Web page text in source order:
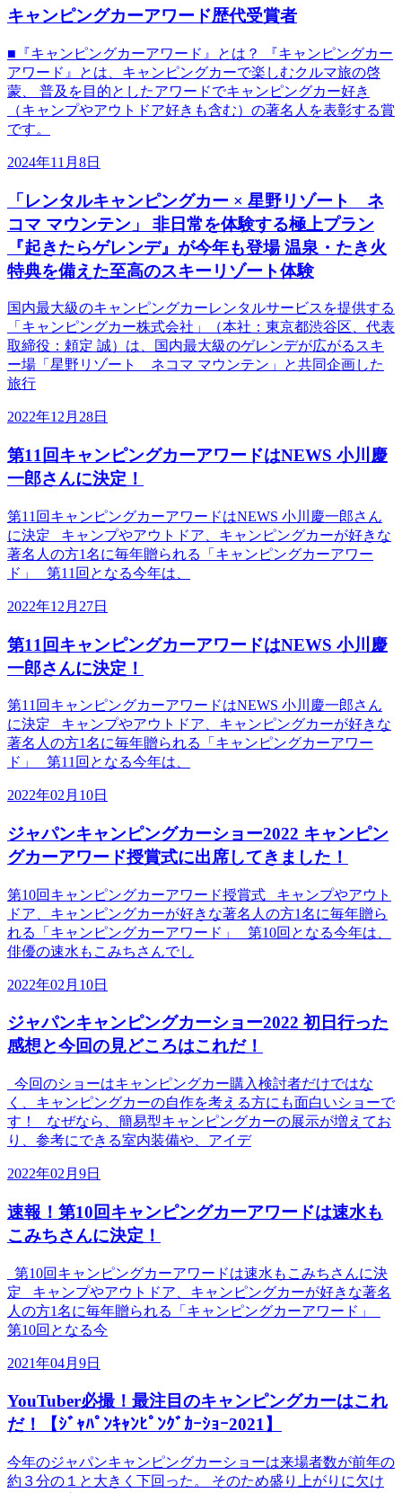
キャンピングカーアワード歴代受賞者
■『キャンピングカーアワード』とは？ 『キャンピングカー
アワード』とは、キャンピングカーで楽しむクルマ旅の啓
蒙、 普及を目的としたアワードでキャンピングカー好き
（キャンプやアウトドア好きも含む）の著名人を表彰する賞
です。
2024年11月8日
「レンタルキャンピングカー × 星野リゾート ネ
コマ マウンテン」 非日常を体験する極上プラン
『起きたらゲレンデ』が今年も登場 温泉・たき火
特典を備えた至高のスキーリゾート体験
国内最大級のキャンピングカーレンタルサービスを提供する
「キャンピングカー株式会社」（本社：東京都渋谷区、代表
取締役：頼定 誠）は、国内最大級のゲレンデが広がるスキ
ー場「星野リゾート ネコマ マウンテン」と共同企画した
旅行
2022年12月28日
第11回キャンピングカーアワードはNEWS 小川慶
一郎さんに決定！
第11回キャンピングカーアワードはNEWS 小川慶一郎さん
に決定 キャンプやアウトドア、キャンピングカーが好きな
著名人の方1名に毎年贈られる「キャンピングカーアワー
ド」 第11回となる今年は、
2022年12月27日
第11回キャンピングカーアワードはNEWS 小川慶
一郎さんに決定！
第11回キャンピングカーアワードはNEWS 小川慶一郎さん
に決定 キャンプやアウトドア、キャンピングカーが好きな
著名人の方1名に毎年贈られる「キャンピングカーアワー
ド」 第11回となる今年は、
2022年02月10日
ジャパンキャンピングカーショー2022 キャンピン
グカーアワード授賞式に出席してきました！
第10回キャンピングカーアワード授賞式 キャンプやアウト
ドア、キャンピングカーが好きな著名人の方1名に毎年贈ら
れる「キャンピングカーアワード」 第10回となる今年は、
俳優の速水もこみちさんでし
2022年02月10日
ジャパンキャンピングカーショー2022 初日行った
感想と今回の見どころはこれだ！
今回のショーはキャンピングカー購入検討者だけではな
く、キャンピングカーの自作を考える方にも面白いショーで
す！ なぜなら、簡易型キャンピングカーの展示が増えてお
り、参考にできる室内装備や、アイデ
2022年02月9日
速報！第10回キャンピングカーアワードは速水も
こみちさんに決定！
第10回キャンピングカーアワードは速水もこみちさんに決
定 キャンプやアウトドア、キャンピングカーが好きな著名
人の方1名に毎年贈られる「キャンピングカーアワード」
第10回となる今
2021年04月9日
YouTuber必撮！最注目のキャンピングカーはこれ
だ！【ｼﾞｬﾊﾟﾝｷｬﾝﾋﾟﾝｸﾞｶｰｼｮｰ2021】
今年のジャパンキャンピングカーショーは来場者数が前年の
約３分の１と大きく下回った。 そのため盛り上がりに欠け